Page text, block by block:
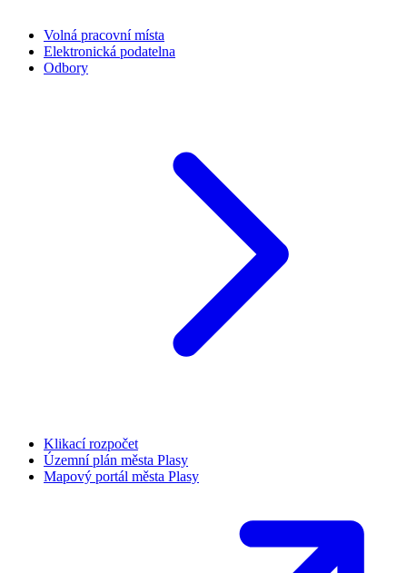
Volná pracovní místa
Elektronická podatelna
Odbory
Klikací rozpočet
Územní plán města Plasy
Mapový portál města Plasy